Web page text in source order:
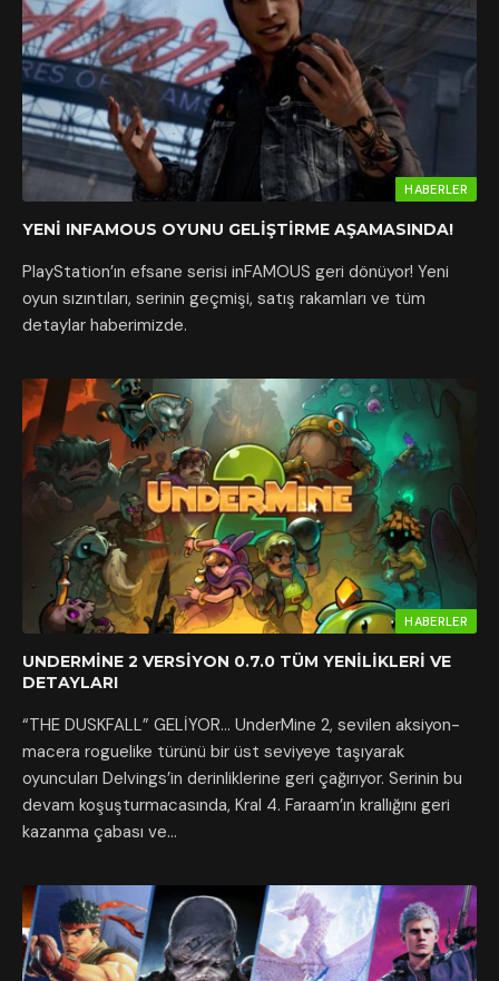
HABERLER
YENI INFAMOUS OYUNU GELIŞTIRME AŞAMASINDA!
PlayStation’ın efsane serisi inFAMOUS geri dönüyor! Yeni
oyun sızıntıları, serinin geçmişi, satış rakamları ve tüm
detaylar haberimizde.
HABERLER
UNDERMINE 2 VERSIYON 0.7.0 TÜM YENILIKLERI VE
DETAYLARI
“THE DUSKFALL” GELİYOR… UnderMine 2, sevilen aksiyon-
macera roguelike türünü bir üst seviyeye taşıyarak
oyuncuları Delvings’in derinliklerine geri çağırıyor. Serinin bu
devam koşuşturmacasında, Kral 4. Faraam’ın krallığını geri
kazanma çabası ve…